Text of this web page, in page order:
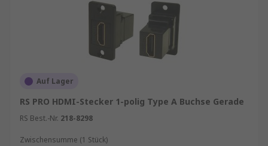
Auf Lager
RS PRO HDMI-Stecker 1-polig Type A Buchse Gerade
RS Best.-Nr. 218-8298
Zwischensumme (1 Stück)